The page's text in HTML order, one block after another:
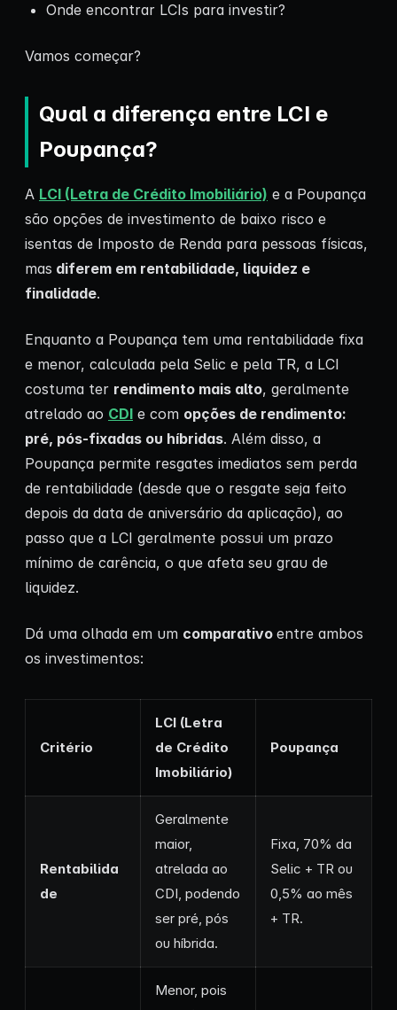
Onde encontrar LCIs para investir?
Vamos começar?
Qual a diferença entre LCI e
Poupança?
A LCI (Letra de Crédito Imobiliário) e a Poupança
são opções de investimento de baixo risco e
isentas de Imposto de Renda para pessoas físicas,
mas diferem em rentabilidade, liquidez e
finalidade.
Enquanto a Poupança tem uma rentabilidade fixa
e menor, calculada pela Selic e pela TR, a LCI
costuma ter rendimento mais alto, geralmente
atrelado ao CDI e com opções de rendimento:
pré, pós-fixadas ou híbridas. Além disso, a
Poupança permite resgates imediatos sem perda
de rentabilidade (desde que o resgate seja feito
depois da data de aniversário da aplicação), ao
passo que a LCI geralmente possui um prazo
mínimo de carência, o que afeta seu grau de
liquidez.
Dá uma olhada em um comparativo entre ambos
os investimentos:
Critério
LCI (Letra
de Crédito
Imobiliário)
Poupança
Rentabilida
de
Geralmente
maior,
atrelada ao
CDI, podendo
ser pré, pós
ou híbrida.
Fixa, 70% da
Selic + TR ou
0,5% ao mês
+ TR.
Menor, pois